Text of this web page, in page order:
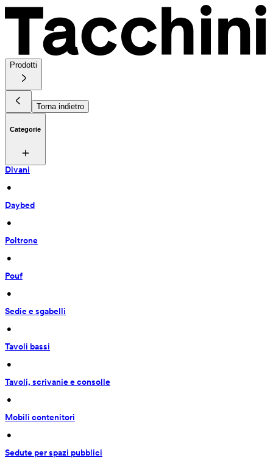
Prodotti
Torna indietro
Categorie
Divani
•
Daybed
•
Poltrone
•
Pouf
•
Sedie e sgabelli
•
Tavoli bassi
•
Tavoli, scrivanie e consolle
•
Mobili contenitori
•
Sedute per spazi pubblici